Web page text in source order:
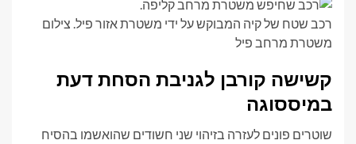
רכב שטח של קיה המבוקש על ידי משטרת אזור פיל. צילום
משטרת מרחב פיל
קשישה קורבן לגניבת הסחת דעת
במיססוגה
שוטרים פונים לעזרה בזיהוי שני חשודים שהואשמו בהסיח